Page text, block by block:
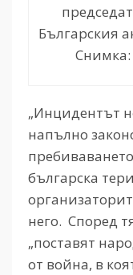
Българския
„Инцидентът
напълно
българска
него. Според
„поставят
от война, в